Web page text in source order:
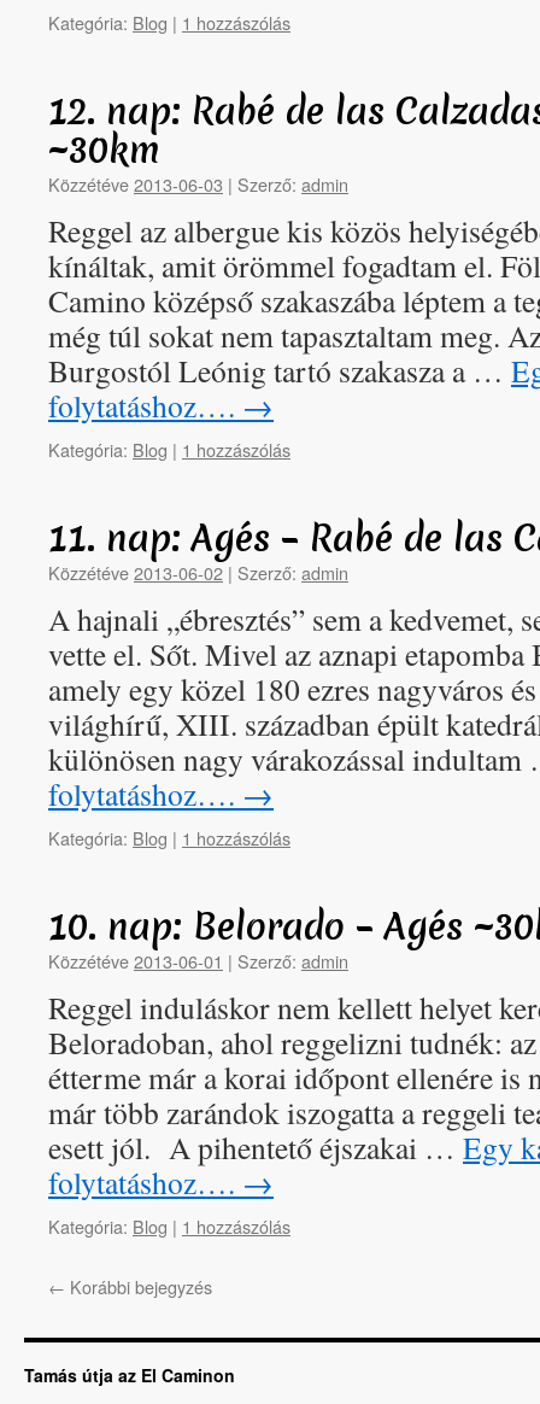
Kategória: Blog | 1 hozzászólás
12. nap: Rabé de las
~30km
Közzétéve2013-06-03 | Szerző: admin
Reggel az albergue kis közös
kínáltak, amit örömmel fogadtam el.
Camino középső szakaszába léptem a
még túl sokat nem tapasztaltam meg.
Burgostól Leónig tartó szakasza a …
folytatáshoz…. →
Kategória: Blog | 1 hozzászólás
11. nap: Agés – Rabé de las
Közzétéve2013-06-02 | Szerző: admin
A hajnali „ébresztés” sem a kedvemet,
vette el. Sőt. Mivel az aznapi etapomba
amely egy közel 180 ezres nagyváros
világhírű, XIII. században épült
különösen nagy várakozással
folytatáshoz…. →
Kategória: Blog | 1 hozzászólás
10. nap: Belorado – Agés
Közzétéve2013-06-01 | Szerző: admin
Reggel induláskor nem kellett helyet
Beloradoban, ahol reggelizni tudnék:
étterme már a korai időpont ellenére is
már több zarándok iszogatta a reggeli
esett jól. A pihentető éjszakai … Egy
folytatáshoz…. →
Kategória: Blog | 1 hozzászólás
← Korábbi bejegyzés
Tamás útja az El Caminon